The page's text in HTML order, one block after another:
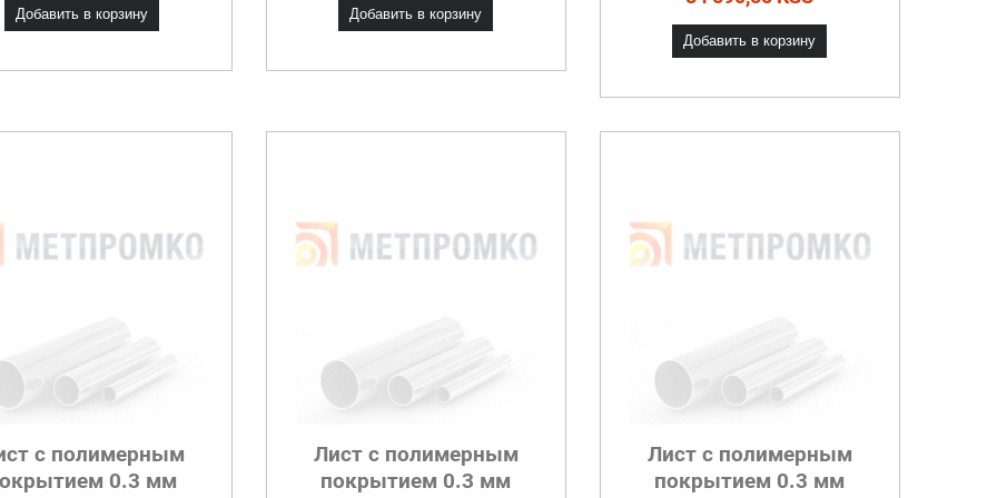
Добавить в корзину Добавить в корзину
Добавить в корзину
с полимерным
0.3 мм
Лист с полимерным
покрытием 0.3 мм
Лист с полимерным
покрытием 0.3 мм